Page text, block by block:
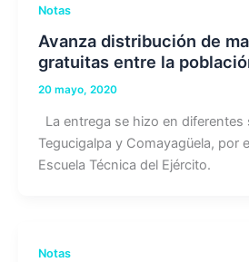
Notas
Avanza distribución de
gratuitas entre la
20 mayo, 2020
La entrega se hizo en diferentes
Tegucigalpa y Comayagüela, por
Escuela Técnica del Ejército.
Notas